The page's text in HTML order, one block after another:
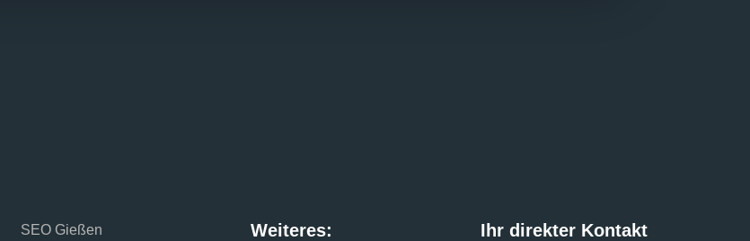
SEO Gießen
Weiteres:
Ihr direkter Kontakt